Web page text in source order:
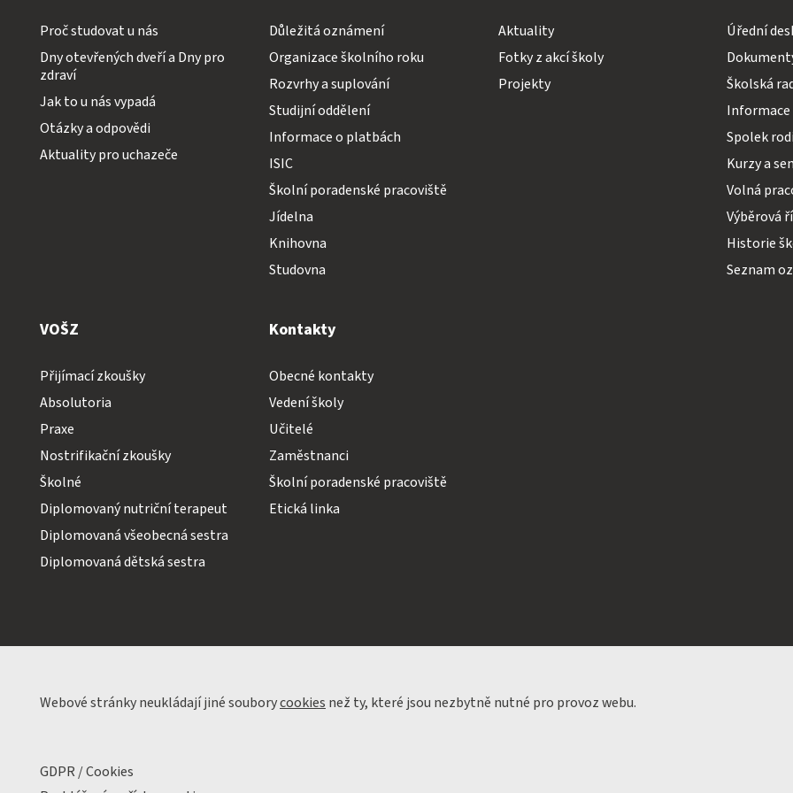
Proč studovat u nás
Dny otevřených dveří a Dny pro
zdraví
Jak to u nás vypadá
Otázky a odpovědi
Aktuality pro uchazeče
Důležitá oznámení
Organizace školního roku
Rozvrhy a suplování
Studijní oddělení
Informace o platbách
ISIC
Školní poradenské pracoviště
Jídelna
Knihovna
Studovna
Aktuality
Fotky z akcí školy
Projekty
Úřední
Školská
Spolek
Kurzy a
Volná
Výběrová
Historie
Seznam
VOŠZ
Přijímací zkoušky
Absolutoria
Praxe
Nostrifikační zkoušky
Školné
Diplomovaný nutriční terapeut
Diplomovaná všeobecná sestra
Diplomovaná dětská sestra
Kontakty
Obecné kontakty
Vedení školy
Učitelé
Zaměstnanci
Školní poradenské pracoviště
Etická linka
Webové stránky neukládají jiné souborycookies než ty, které jsou nezbytně nutné pro provoz webu.
GDPR / Cookies